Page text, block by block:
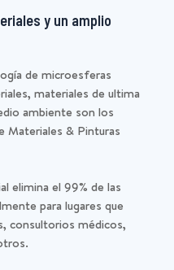
y un amplio
de microesferas
materiales de ultima
ambiente son los
Materiales & Pinturas
elimina el 99% de las
para lugares que
consultorios médicos,